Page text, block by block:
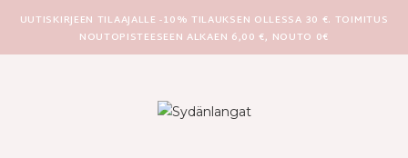
UUTISKIRJEEN TILAAJALLE -10% TILAUKSEN OLLESSA 30 €. TOIMITUS
NOUTOPISTEESEEN ALKAEN 6,00 €, NOUTO 0€